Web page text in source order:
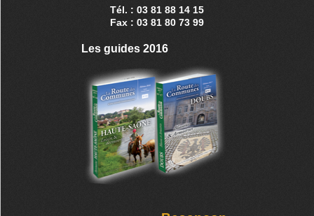
Tél. : 03 81 88 14 15
Fax : 03 81 80 73 99
Les guides 2016